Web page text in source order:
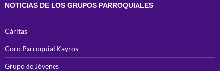
NOTICIAS DE LOS GRUPOS PARROQUIALES
Cáritas
Coro Parroquial Kayros
Grupo de Jóvenes